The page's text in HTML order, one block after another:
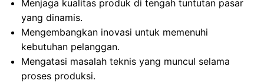
Menjaga kualitas produk di tengah tuntutan pasar
yang dinamis.
Mengembangkan inovasi untuk memenuhi
kebutuhan pelanggan.
Mengatasi masalah teknis yang muncul selama
proses produksi.